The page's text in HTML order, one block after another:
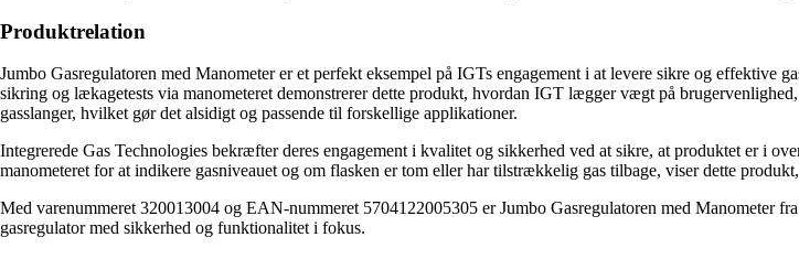
Produktrelation
Jumbo Gasregulatoren med Manometer er et perfekt eksempel på IGTs engagement i at levere sikre og
sikring og lækagetests via manometeret demonstrerer dette produkt, hvordan IGT lægger vægt på
gasslanger, hvilket gør det alsidigt og passende til forskellige applikationer.
Integrerede Gas Technologies bekræfter deres engagement i kvalitet og sikkerhed ved at sikre, at produktet er i
manometeret for at indikere gasniveauet og om flasken er tom eller har tilstrækkelig gas tilbage, viser dette
Med varenummeret 320013004 og EAN-nummeret 5704122005305 er Jumbo Gasregulatoren med Manometer
gasregulator med sikkerhed og funktionalitet i fokus.